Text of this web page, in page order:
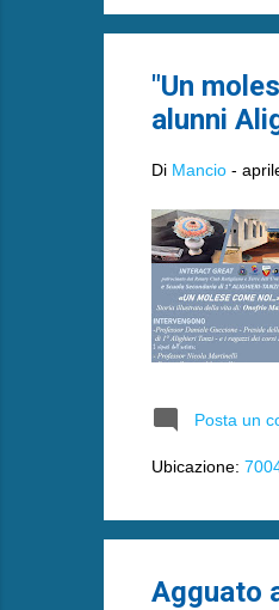
"Un
alunni
Di Mancio -
Posta un
Ubicazione:
Agguato